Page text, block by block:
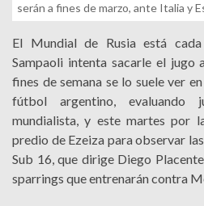
serán a fines de marzo, ante Italia y
El Mundial de Rusia está
Sampaoli intenta sacarle el jugo
fines de semana se lo suele ver
fútbol argentino, evaluando
mundialista, y este martes por
predio de Ezeiza para observar
Sub 16, que dirige Diego
sparrings que entrenarán contra